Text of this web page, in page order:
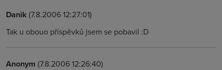
Danik (7.8.2006 12:27:01)
Tak u obouo příspěvků jsem se pobavil :D
Anonym (7.8.2006 12:26:40)